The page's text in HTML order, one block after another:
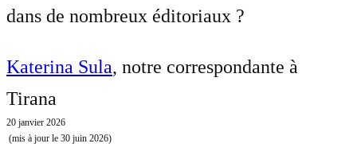
dans de nombreux éditoriaux ?
Katerina Sula, notre correspondante à
Tirana
20 janvier 2026
(mis à jour le 30 juin 2026)